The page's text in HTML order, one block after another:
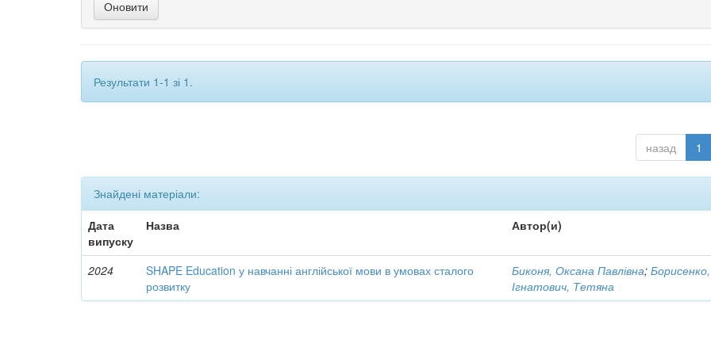
Результати 1-1 зі 1.
назад 1
Знайдені матеріали:
Дата
випуску
Назва Автор(и)
2024
SHAPE Education у навчанні англійської мови в умовах сталого
розвитку
Биконя, Оксана Павлівна;
Ігнатович, Тетяна